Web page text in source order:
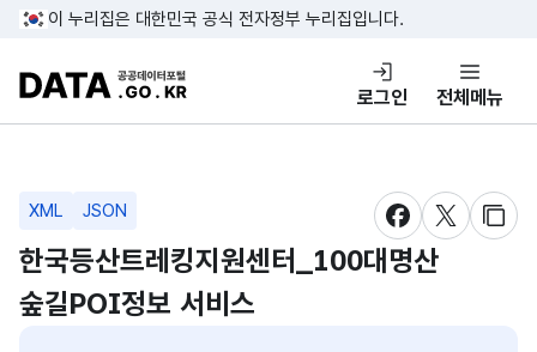
콘텐츠 바로가기
푸터 바로가기
이 누리집은 대한민국 공식 전자정부 누리집입니다.
DATA.GO.KR 공공데이터포털
로그인 전체메뉴
XML JSON
새창 열림새창 열림
새창
한국등산트레킹지원센터_100대명산
숲길POI정보 서비스